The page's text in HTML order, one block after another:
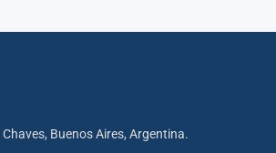
Buenos Aires, Argentina.